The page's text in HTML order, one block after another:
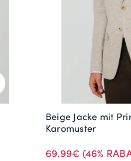
Beige Jacke mit
Karomuster
69.99€ (46%